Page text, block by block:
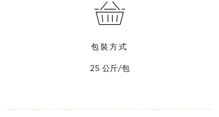
包裝方式
25 公斤/包